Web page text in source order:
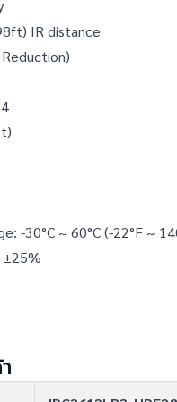
IR distance
-30°C ~ 60°C (-22°F ~
±25%